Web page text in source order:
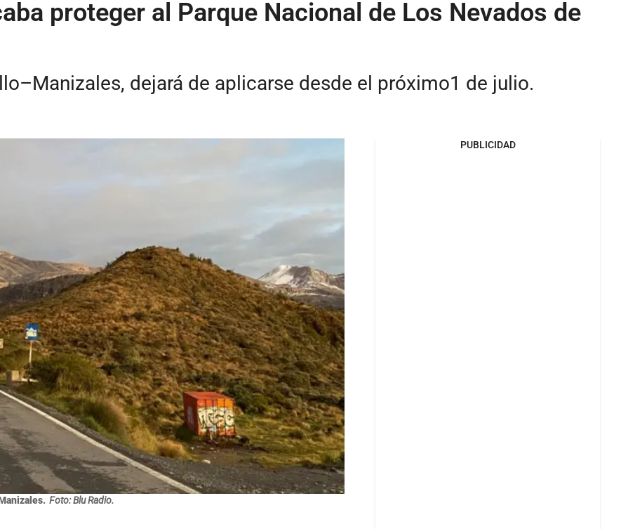
proteger al Parque Nacional de Los Nevados de
dejará de aplicarse desde el próximo1 de julio.
Foto: Blu Radio.
PUBLICIDAD